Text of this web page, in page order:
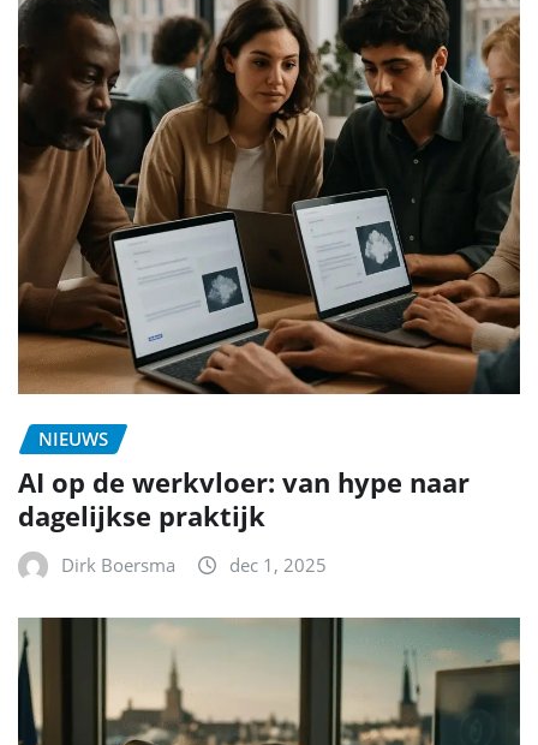
NIEUWS
AI op de werkvloer: van hype naar
dagelijkse praktijk
Dirk Boersma dec 1, 2025